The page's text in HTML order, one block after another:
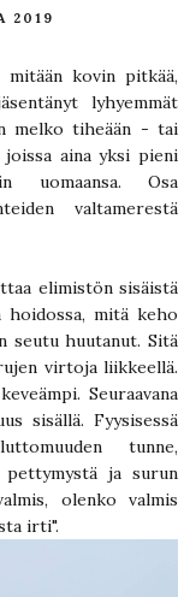
2019
kovin pitkää,
lyhyemmät
melko tiheään - tai
aina yksi pieni
uomaansa. Osa
valtamerestä
elimistön sisäistä
hoidossa, mitä keho
seutu huutanut. Sitä
virtoja liikkeellä.
Seuraavana
sisällä. Fyysisessä
tunne,
pettymystä ja surun
olenko valmis
irti".